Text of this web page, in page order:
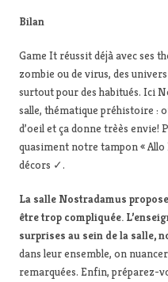
Bilan
Game It réussit déjà avec ses
zombie ou de virus, des
surtout pour des habitués. Ici
salle, thématique préhistoire :
d’oeil et ça donne trèès
quasiment notre tampon « Allo
décors ✓.
La salle Nostradamus
être trop compliquée.
surprises au sein de la salle,
dans leur ensemble, on
remarquées. Enfin, préparez-